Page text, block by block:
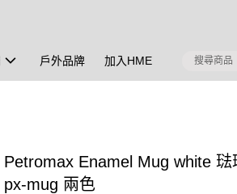
戶外品牌 加入HME
Petromax Enamel Mug white 琺
px-mug 兩色